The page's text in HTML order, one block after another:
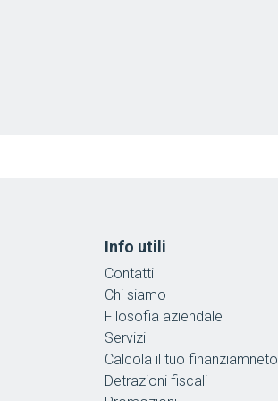
Info utili
Contatti
Chi siamo
Filosofia aziendale
Servizi
Calcola il tuo finanziamneto
Detrazioni fiscali